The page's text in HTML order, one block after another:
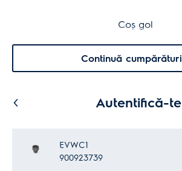
Menu
Coș de cumpărături
Coș gol
Continuă
Autentifică-te
EVWC1
900923739